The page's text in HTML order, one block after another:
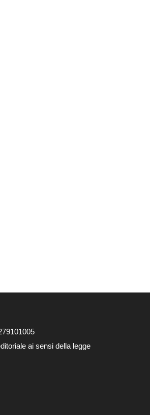
ai sensi della legge